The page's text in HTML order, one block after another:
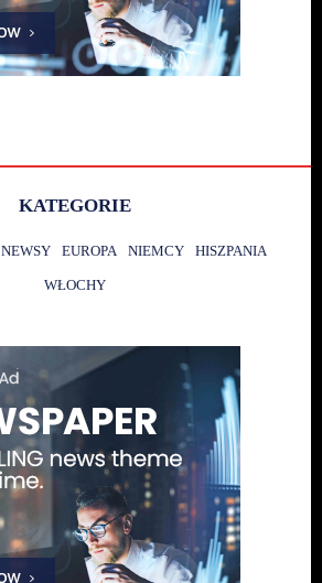
KATEGORIE
NEWSY EUROPA NIEMCY HISZPANIA
WŁOCHY